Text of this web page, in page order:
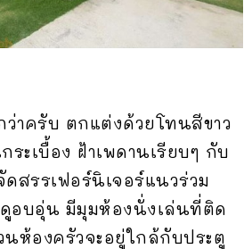
าครับ ตกแต่งด้วยโทนสีขาว
ะเบื้อง ฝ้าเพดานเรียบๆ กับ
สรรเฟอร์นิเจอร์แนวร่วม
อบอุ่น มีมุมห้องนั่งเล่นที่ติด
นห้องครัวจะอยู่ใกล้กับประตู